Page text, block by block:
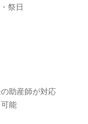
祭日
助産師が対応
能